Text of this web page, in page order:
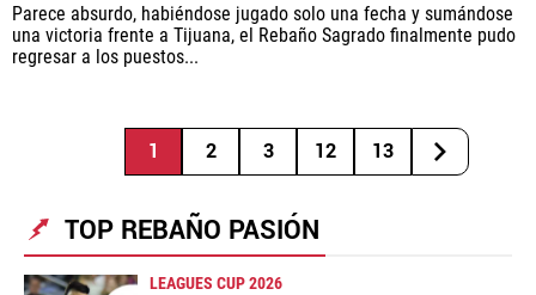
Parece absurdo, habiéndose jugado solo una fecha y sumándose
una victoria frente a Tijuana, el Rebaño Sagrado finalmente pudo
regresar a los puestos...
1 2 3 12 13
TOP REBAÑO PASIÓN
LEAGUES CUP 2026